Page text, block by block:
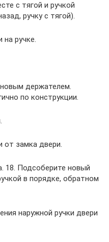
с тягой и ручкой
ручку с тягой).
на ручке.
держателем.
по конструкции.
от замка двери.
18. Подсоберите новый
в порядке, обратном
наружной ручки двери